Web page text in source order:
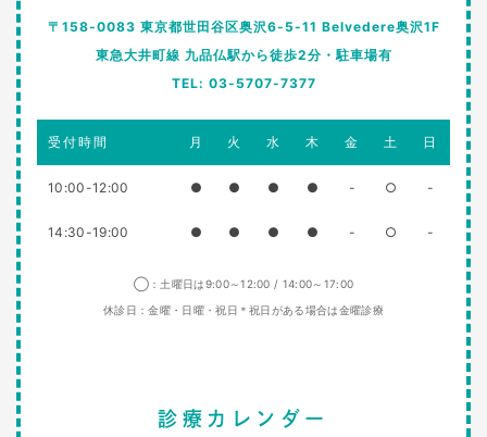
〒158-0083 東京都世田谷区奥沢6-5-11 Belvedere奥沢1F
東急大井町線 九品仏駅から徒歩2分・駐車場有
TEL: 03-5707-7377
受付時間 月 火 水 木 金 土 日
10:00-12:00 ● ● ● ● - ○ -
14:30-19:00 ● ● ● ● - ○ -
◯：土曜日は9:00～12:00 / 14:00～17:00
休診日：金曜・日曜・祝日＊祝日がある場合は金曜診療
診療カレンダー